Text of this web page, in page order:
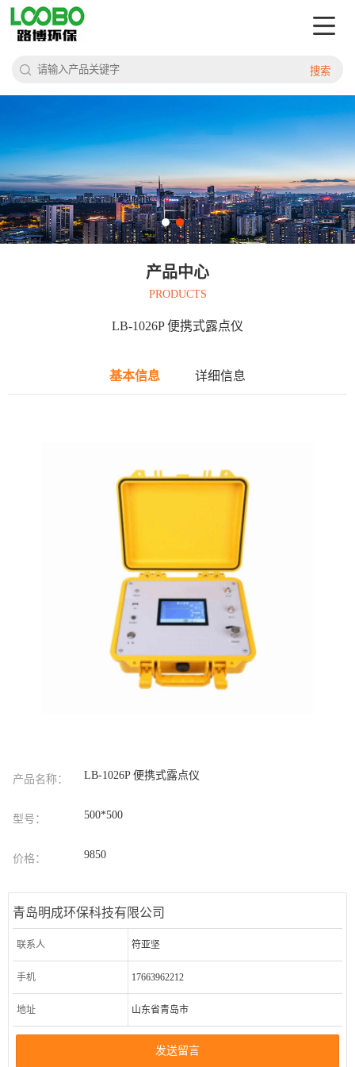
搜索
产品中心
PRODUCTS
LB-1026P 便携式露点仪
基本信息 详细信息
产品名称： LB-1026P 便携式露点仪
型号： 500*500
价格： 9850
青岛明成环保科技有限公司
联系人 符亚坚
手机 17663962212
地址 山东省青岛市
发送留言